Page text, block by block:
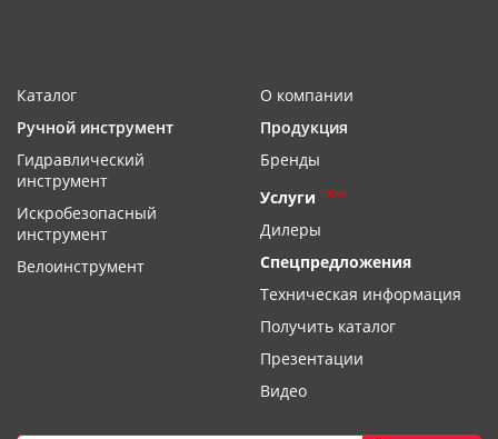
Каталог
Ручной инструмент
Гидравлический
инструмент
Искробезопасный
инструмент
Велоинструмент
О компании
Продукция
Бренды
Услуги new
Дилеры
Спецпредложения
Техническая информация
Получить каталог
Презентации
Видео